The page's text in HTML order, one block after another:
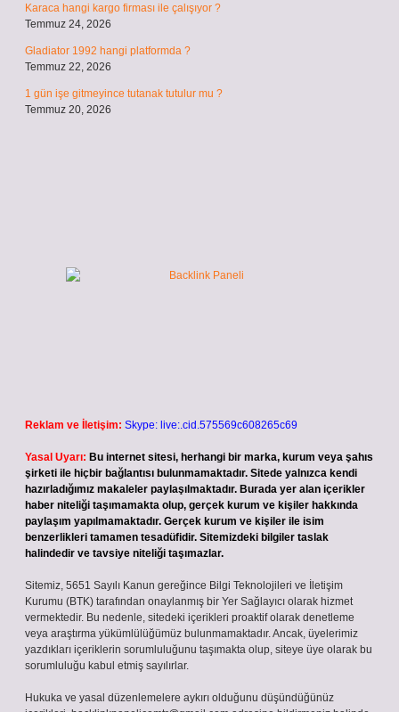
Karaca hangi kargo firması ile çalışıyor ?
Temmuz 24, 2026
Gladiator 1992 hangi platformda ?
Temmuz 22, 2026
1 gün işe gitmeyince tutanak tutulur mu ?
Temmuz 20, 2026
Reklam ve İletişim: Skype: live:.cid.575569c608265c69
Yasal Uyarı: Bu internet sitesi, herhangi bir marka, kurum veya şahıs
şirketi ile hiçbir bağlantısı bulunmamaktadır. Sitede yalnızca kendi
hazırladığımız makaleler paylaşılmaktadır. Burada yer alan içerikler
haber niteliği taşımamakta olup, gerçek kurum ve kişiler hakkında
paylaşım yapılmamaktadır. Gerçek kurum ve kişiler ile isim
benzerlikleri tamamen tesadüfidir. Sitemizdeki bilgiler taslak
halindedir ve tavsiye niteliği taşımazlar.
Sitemiz, 5651 Sayılı Kanun gereğince Bilgi Teknolojileri ve İletişim
Kurumu (BTK) tarafından onaylanmış bir Yer Sağlayıcı olarak hizmet
vermektedir. Bu nedenle, sitedeki içerikleri proaktif olarak denetleme
veya araştırma yükümlülüğümüz bulunmamaktadır. Ancak, üyelerimiz
yazdıkları içeriklerin sorumluluğunu taşımakta olup, siteye üye olarak bu
sorumluluğu kabul etmiş sayılırlar.
Hukuka ve yasal düzenlemelere aykırı olduğunu düşündüğünüz